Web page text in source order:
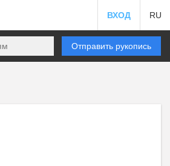
ВХОД RU
Отправить рукопись